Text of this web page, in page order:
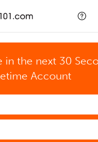
in the next 30
Account